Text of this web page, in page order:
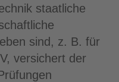
staatliche
sind, z. B. für
versichert der